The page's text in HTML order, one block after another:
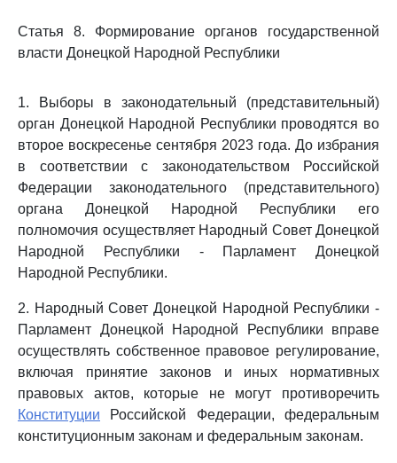
Статья 8. Формирование органов государственной
власти Донецкой Народной Республики
1. Выборы в законодательный (представительный)
орган Донецкой Народной Республики проводятся во
второе воскресенье сентября 2023 года. До избрания
в соответствии с законодательством Российской
Федерации законодательного (представительного)
органа Донецкой Народной Республики его
полномочия осуществляет Народный Совет Донецкой
Народной Республики - Парламент Донецкой
Народной Республики.
2. Народный Совет Донецкой Народной Республики -
Парламент Донецкой Народной Республики вправе
осуществлять собственное правовое регулирование,
включая принятие законов и иных нормативных
правовых актов, которые не могут противоречить
Конституции Российской Федерации, федеральным
конституционным законам и федеральным законам.